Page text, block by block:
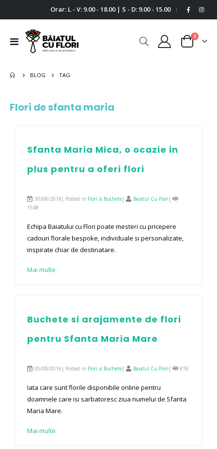
Orar: L - V: 9.00 - 18.00 | S - D: 9.00 - 15.00 |
Comutare
Cart
0
BLOG TAG
Flori de sfanta maria
Sfanta Maria Mica, o ocazie in
plus pentru a oferi flori
30/08/2018| Posted in Flori si Buchete| Baiatul Cu Flori |
1548
Echipa Baiatului cu Flori poate mesteri cu pricepere
cadouri florale bespoke, individuale si personalizate,
inspirate chiar de destinatare.
Mai multe
Buchete si arajamente de flori
pentru Sfanta Maria Mare
05/08/2016| Posted in Flori si Buchete| Baiatul Cu Flori | 818
Iata care sunt florile disponibile online pentru
doamnele care isi sarbatoresc ziua numelui de Sfanta
Maria Mare.
Mai multe